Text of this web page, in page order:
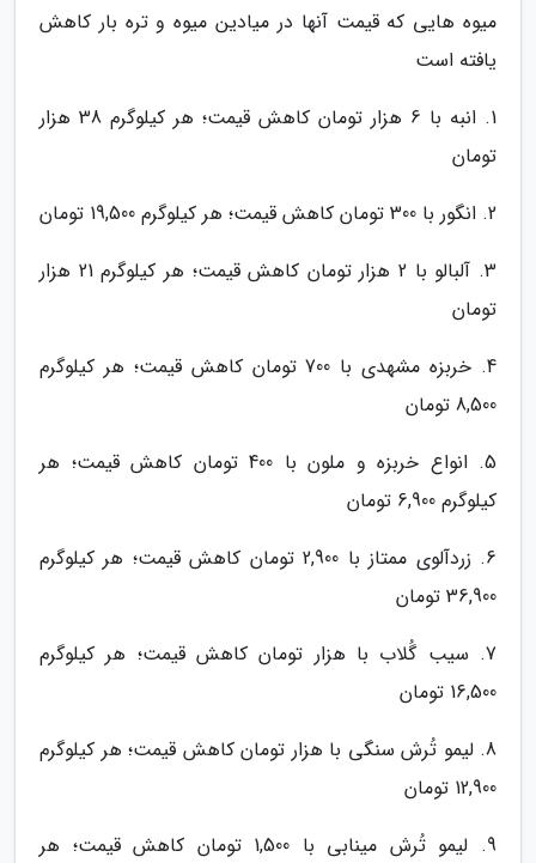
میوه هایی که قیمت آنها در میادین میوه و تره بار کاهش
یافته است
1. انبه با 6 هزار تومان کاهش قیمت؛ هر کیلوگرم 38 هزار
تومان
2. انگور با 300 تومان کاهش قیمت؛ هر کیلوگرم 19,500 تومان
3. آلبالو با 2 هزار تومان کاهش قیمت؛ هر کیلوگرم 21 هزار
تومان
4. خربزه مشهدی با 700 تومان کاهش قیمت؛ هر کیلوگرم
8,500 تومان
5. انواع خربزه و ملون با 400 تومان کاهش قیمت؛ هر
کیلوگرم 6,900 تومان
6. زردآلوی ممتاز با 2,900 تومان کاهش قیمت؛ هر کیلوگرم
36,900 تومان
7. سیب گُلاب با هزار تومان کاهش قیمت؛ هر کیلوگرم
16,500 تومان
8. لیمو تُرش سنگی با هزار تومان کاهش قیمت؛ هر کیلوگرم
12,900 تومان
9. لیمو تُرش مینابی با 1,500 تومان کاهش قیمت؛ هر